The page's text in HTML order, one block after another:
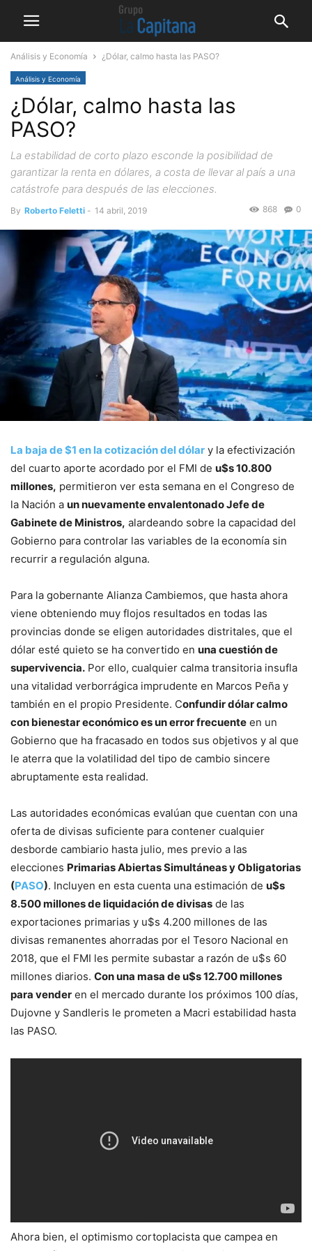
Análisis y Economía ¿Dólar, calmo hasta las PASO?
Análisis y Economía
¿Dólar, calmo hasta las
PASO?
La estabilidad de corto plazo esconde la posibilidad de
garantizar la renta en dólares, a costa de llevar al país a una
catástrofe para después de las elecciones.
By Roberto Feletti - 14 abril, 2019 0
868
La baja de $1 en la cotización del dólar y la efectivización
del cuarto aporte acordado por el FMI de u$s 10.800
millones, permitieron ver esta semana en el Congreso de
la Nación a un nuevamente envalentonado Jefe de
Gabinete de Ministros, alardeando sobre la capacidad del
Gobierno para controlar las variables de la economía sin
recurrir a regulación alguna.
Para la gobernante Alianza Cambiemos, que hasta ahora
viene obteniendo muy flojos resultados en todas las
provincias donde se eligen autoridades distritales, que el
dólar esté quieto se ha convertido en una cuestión de
supervivencia. Por ello, cualquier calma transitoria insufla
una vitalidad verborrágica imprudente en Marcos Peña y
también en el propio Presidente. Confundir dólar calmo
con bienestar económico es un error frecuente en un
Gobierno que ha fracasado en todos sus objetivos y al que
le aterra que la volatilidad del tipo de cambio sincere
abruptamente esta realidad.
Las autoridades económicas evalúan que cuentan con una
oferta de divisas suficiente para contener cualquier
desborde cambiario hasta julio, mes previo a las
elecciones Primarias Abiertas Simultáneas y Obligatorias
(PASO). Incluyen en esta cuenta una estimación de u$s
8.500 millones de liquidación de divisas de las
exportaciones primarias y u$s 4.200 millones de las
divisas remanentes ahorradas por el Tesoro Nacional en
2018, que el FMI les permite subastar a razón de u$s 60
millones diarios. Con una masa de u$s 12.700 millones
para vender en el mercado durante los próximos 100 días,
Dujovne y Sandleris le prometen a Macri estabilidad hasta
las PASO.
Ahora bien, el optimismo cortoplacista que campea en